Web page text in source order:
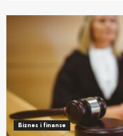
Biznes i finanse